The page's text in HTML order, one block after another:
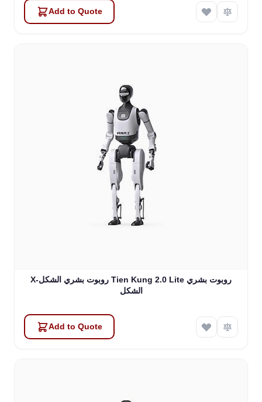
Add to Quote
X-روبوت بشري الشكل Tien Kung 2.0 Lite روبوت بشري
الشكل
Add to Quote